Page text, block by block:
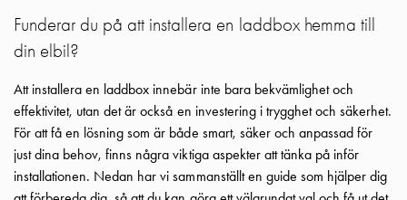
Motorvärmare
Laddstationer
(AC)
Laddstationer
43kW
(AC)
Mätarskåp
Camping
Marina
Funderar du på att installera en laddbox hemma till
din elbil?
Att installera en laddbox innebär inte bara bekvämlighet och
effektivitet, utan det är också en investering i trygghet och säkerhet.
För att få en lösning som är både smart, säker och anpassad för
just dina behov, finns några viktiga aspekter att tänka på inför
installationen. Nedan har vi sammanställt en guide som hjälper dig